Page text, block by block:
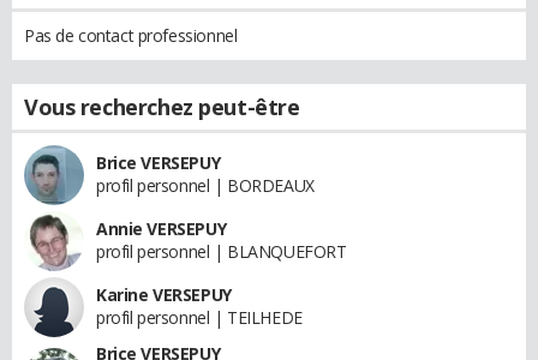
Pas de contact professionnel
Vous recherchez peut-être
Brice VERSEPUY
profil personnel | BORDEAUX
Annie VERSEPUY
profil personnel | BLANQUEFORT
Karine VERSEPUY
profil personnel | TEILHEDE
Brice VERSEPUY